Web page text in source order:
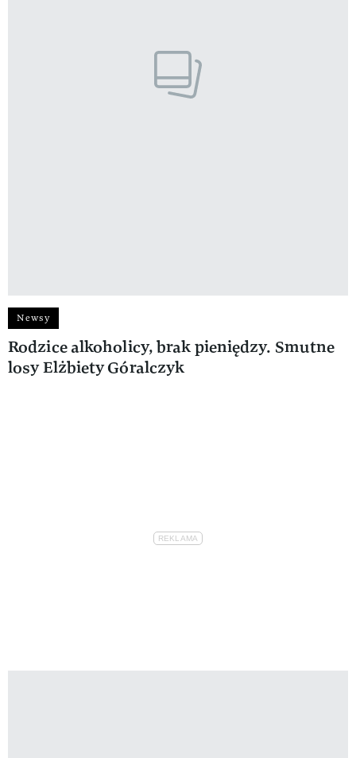
Newsy
Rodzice alkoholicy, brak pieniędzy. Smutne
losy Elżbiety Góralczyk